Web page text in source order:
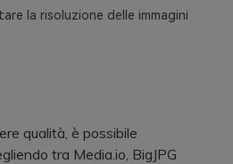
la risoluzione delle immagini
qualità, è possibile
tra Media.io, BigJPG